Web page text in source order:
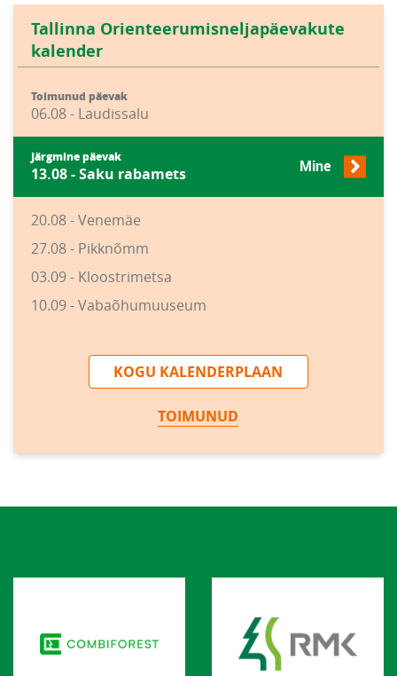
Tallinna Orienteerumisneljapäevakute
kalender
Toimunud päevak
06.08 - Laudissalu
Järgmine päevak
13.08 - Saku rabamets Mine
20.08 - Venemäe
27.08 - Pikknõmm
03.09 - Kloostrimetsa
10.09 - Vabaõhumuuseum
KOGU KALENDERPLAAN
TOIMUNUD